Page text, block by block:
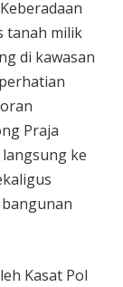
tanah milik
di kawasan
Praja
ke
Kasat Pol